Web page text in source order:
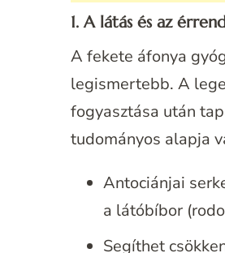
1. A látás és az
A fekete áfonya
legismertebb. A
fogyasztása után
tudományos alapja
Antociánjai
a látóbíbor
Segíthet